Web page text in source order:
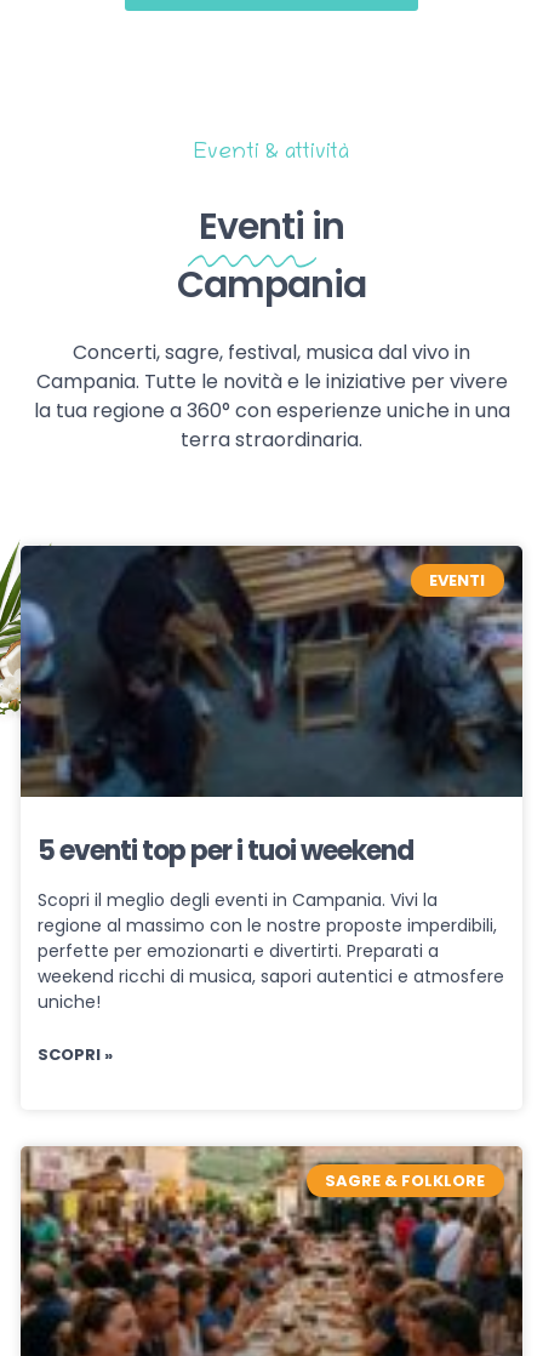
Eventi & attività
Eventi in
Campania
Concerti, sagre, festival, musica dal vivo in
Campania. Tutte le novità e le iniziative per vivere
la tua regione a 360° con esperienze uniche in una
terra straordinaria.
EVENTI
5 eventi top per i tuoi weekend
Scopri il meglio degli eventi in Campania. Vivi la
regione al massimo con le nostre proposte imperdibili,
perfette per emozionarti e divertirti. Preparati a
weekend ricchi di musica, sapori autentici e atmosfere
uniche!
SCOPRI »
SAGRE & FOLKLORE